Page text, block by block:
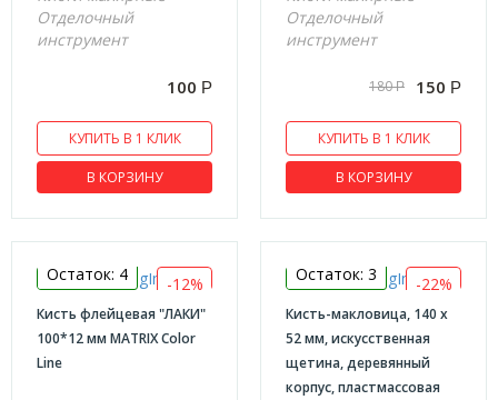
Валики
Кисти малярные
Мелки разметочные
Пистолеты для пены и герметика
Правила строительные алюминиевые
Приспособление для кладки плитки
Серпянки
Отделочный
инструмент
100 Р
КУПИТЬ В 1 КЛИК
В КОРЗИНУ
Отделочный
инструмент
180Р 150 Р
КУПИТЬ В 1 КЛИК
В КОРЗИНУ
-12%
Остаток: 4
Кисть флейцевая "ЛАКИ"
100*12 мм MATRIX Color
Line
-22%
Остаток: 3
Кисть-макловица, 140 х
52 мм, искусственная
щетина, деревянный
корпус, пластмассовая